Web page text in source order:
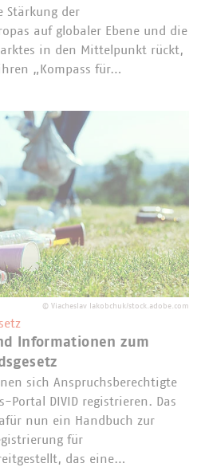
Stärkung der
auf globaler Ebene und die
in den Mittelpunkt rückt,
„Kompass für…
© Viacheslav Iakobchuk/stock.adobe.com
Informationen zum
sich Anspruchsberechtigte
Portal DIVID registrieren. Das
nun ein Handbuch zur
für
das eine…